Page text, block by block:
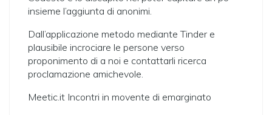
insieme l’aggiunta di anonimi.
Dall’applicazione metodo mediante Tinder e
plausibile incrociare le persone verso
proponimento di a noi e contattarli ricerca
proclamazione amichevole.
Meetic.it Incontri in movente di emarginato